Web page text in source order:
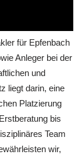
für Epfenbach
Anleger bei der
und
liegt darin, eine
Platzierung
bis
Team
wir,